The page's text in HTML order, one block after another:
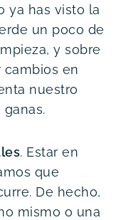
ya has visto la
un poco de
y sobre
en
nuestro
. Estar en
que
De hecho,
mismo o una